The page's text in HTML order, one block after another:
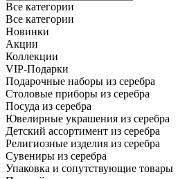
Все категории
Все категории
Новинки
Акции
Коллекции
VIP-Подарки
Подарочные наборы из серебра
Столовые приборы из серебра
Посуда из серебра
Ювелирные украшения из серебра
Детский ассортимент из серебра
Религиозные изделия из серебра
Сувениры из серебра
Упаковка и сопутствующие товары